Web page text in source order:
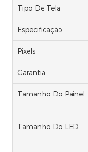
Tipo De Tela
Especificação
Pixels
Garantia
Tamanho Do Painel
Tamanho Do LED